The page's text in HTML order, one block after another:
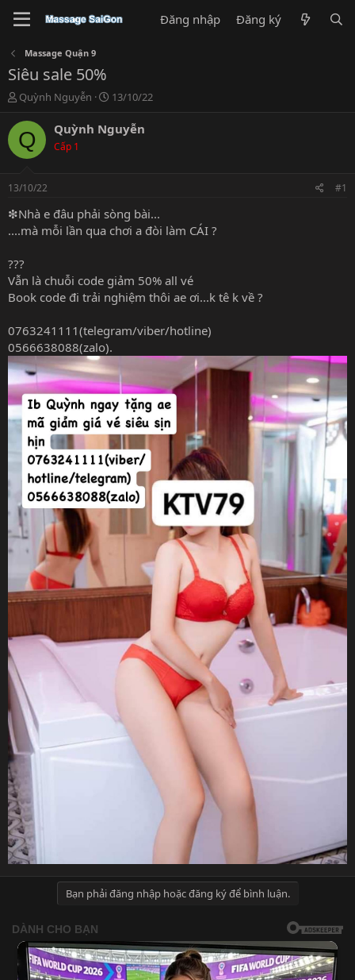
Đăng nhập Đăng ký
Massage Quận 9
Siêu sale 50%
T
r
e
a
s
t
a
t
r
Quỳnh Nguyễn
N
à
y
13/10/22
Q Quỳnh Nguyễn
Cấp 1
13/10/22 #1
❇Nhà e đâu phải sòng bài...
....mà mỗi lần qua chơi a đòi làm CÁI ?
???
Vẫn là chuỗi code giảm 50% all vé
Book code đi trải nghiệm thôi ae ơi...k tê k về ?
0763241111(telegram/viber/hotline)
0566638088(zalo).
Bạn phải đăng nhập hoặc đăng ký để bình luận.